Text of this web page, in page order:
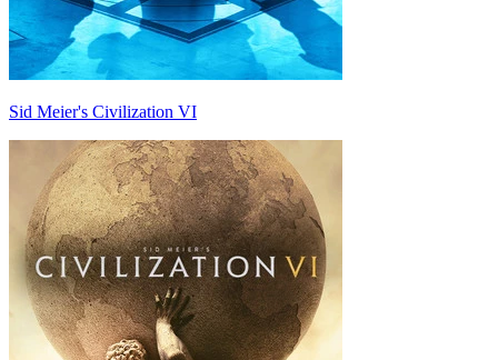
Sid Meier's Civilization VI